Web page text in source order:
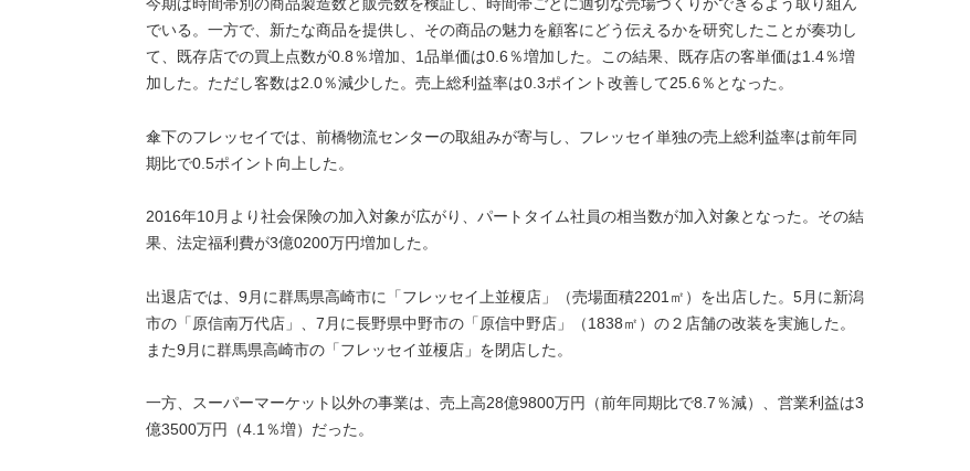
でいる。一方で、新たな商品を提供し、その商品の魅力を顧客にどう伝えるかを研究したことが奏功し
て、既存店での買上点数が0.8％増加、1品単価は0.6％増加した。この結果、既存店の客単価は1.4％増
加した。ただし客数は2.0％減少した。売上総利益率は0.3ポイント改善して25.6％となった。
傘下のフレッセイでは、前橋物流センターの取組みが寄与し、フレッセイ単独の売上総利益率は前年同
期比で0.5ポイント向上した。
2016年10月より社会保険の加入対象が広がり、パートタイム社員の相当数が加入対象となった。その結
果、法定福利費が3億0200万円増加した。
出退店では、9月に群馬県高崎市に「フレッセイ上並榎店」（売場面積2201㎡）を出店した。5月に新潟
市の「原信南万代店」、7月に長野県中野市の「原信中野店」（1838㎡）の２店舗の改装を実施した。
また9月に群馬県高崎市の「フレッセイ並榎店」を閉店した。
一方、スーパーマーケット以外の事業は、売上高28億9800万円（前年同期比で8.7％減）、営業利益は3
億3500万円（4.1％増）だった。